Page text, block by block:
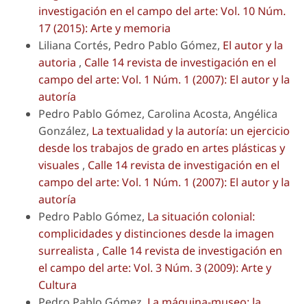
investigación en el campo del arte: Vol. 10 Núm.
17 (2015): Arte y memoria
Liliana Cortés, Pedro Pablo Gómez, El autor y la
autoria , Calle 14 revista de investigación en el
campo del arte: Vol. 1 Núm. 1 (2007): El autor y la
autoría
Pedro Pablo Gómez, Carolina Acosta, Angélica
González, La textualidad y la autoría: un ejercicio
desde los trabajos de grado en artes plásticas y
visuales , Calle 14 revista de investigación en el
campo del arte: Vol. 1 Núm. 1 (2007): El autor y la
autoría
Pedro Pablo Gómez, La situación colonial:
complicidades y distinciones desde la imagen
surrealista , Calle 14 revista de investigación en
el campo del arte: Vol. 3 Núm. 3 (2009): Arte y
Cultura